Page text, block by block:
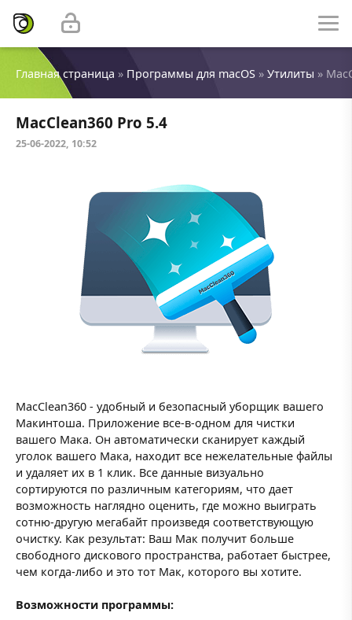
Главная страница » Программы для macOS » Утилиты »
MacClean360 Pro 5.4
25-06-2022, 10:52
MacClean360 - удобный и безопасный уборщик вашего
Макинтоша. Приложение все-в-одном для чистки
вашего Мака. Он автоматически сканирует каждый
уголок вашего Maка, находит все нежелательные файлы
и удаляет их в 1 клик. Все данные визуально
сортируются по различным категориям, что дает
возможность наглядно оценить, где можно выиграть
сотню-другую мегабайт произведя соответствующую
очистку. Как результат: Ваш Maк получит больше
свободного дискового пространства, работает быстрее,
чем когда-либо и это тот Maк, которого вы хотите.
Возможности программы: